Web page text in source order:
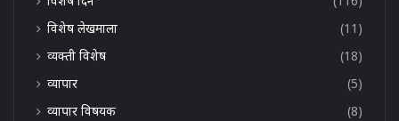
विशेष लेखमाला
(11)
व्यक्ती विशेष
(18)
व्यापार
(5)
व्यापार विषयक
(8)